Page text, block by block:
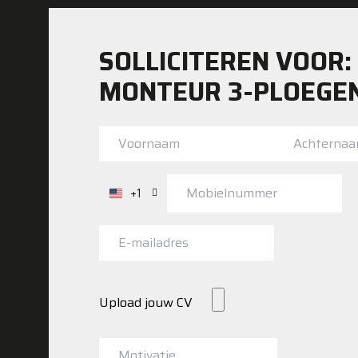
SOLLICITEREN VOOR:
MONTEUR 3-
Verenigde
+1
+1
Upload jouw CV